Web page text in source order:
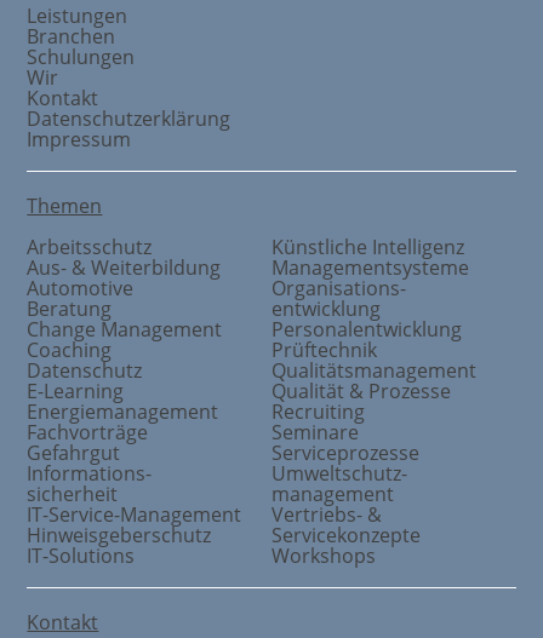
Leistungen
Branchen
Schulungen
Wir
Kontakt
Datenschutzerklärung
Impressum
Themen
Arbeitsschutz
Aus- & Weiterbildung
Automotive
Beratung
Change Management
Coaching
Datenschutz
E-Learning
Energiemanagement
Fachvorträge
Gefahrgut
Informations-
sicherheit
IT-Service-Management
Hinweisgeberschutz
IT-Solutions
Künstliche Intelligenz
Managementsysteme
Organisations-
entwicklung
Personalentwicklung
Prüftechnik
Qualitätsmanagement
Qualität & Prozesse
Recruiting
Seminare
Serviceprozesse
Umweltschutz-
management
Vertriebs- &
Servicekonzepte
Workshops
Kontakt